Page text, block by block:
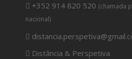
+352 914 820 520 (chamada
nacional)
Distância & Perspetiva